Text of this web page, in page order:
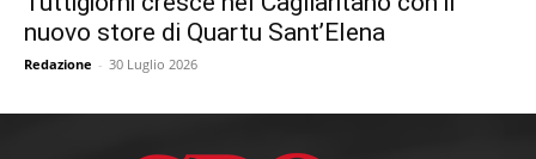
nuovo store di Quartu Sant’Elena
Redazione - 30 Luglio 2026